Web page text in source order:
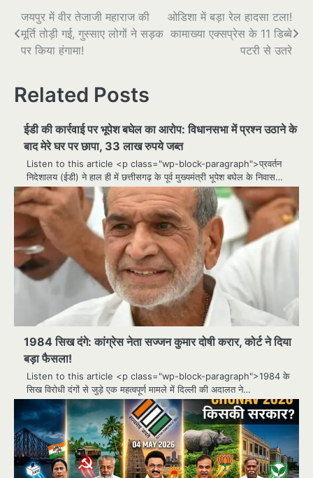
पोस्ट
नेविगेशन
जयपुर में वीर तेजाजी महाराज की
मूर्ति तोड़ी गई, गुस्साए लोगों ने सड़क
पर किया हंगामा!
ओडिशा में बड़ा रेल हादसा टला!
कामाख्या एक्सप्रेस के 11 डिब्बे
पटरी से उतरे
Related Posts
ईडी की कार्रवाई पर भूपेश बघेल का आरोप: विधानसभा में प्रश्न उठाने के
बाद मेरे घर पर छापा, 33 लाख रुपये जब्त
Listen to this article <p class="wp-block-paragraph">प्रवर्तन
निदेशालय (ईडी) ने हाल ही में छत्तीसगढ़ के पूर्व मुख्यमंत्री भूपेश बघेल के निवास…
1984 सिख दंगे: कांग्रेस नेता सज्जन कुमार दोषी करार, कोर्ट ने दिया
बड़ा फैसला!
Listen to this article <p class="wp-block-paragraph">1984 के
सिख विरोधी दंगों से जुड़े एक महत्वपूर्ण मामले में दिल्ली की अदालत ने…